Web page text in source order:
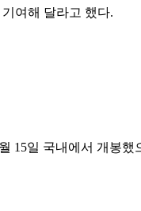
여해 달라고 했다.
15일 국내에서 개봉했